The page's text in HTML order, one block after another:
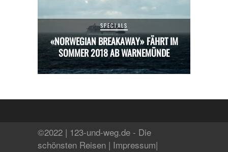
SPECIALS
«NORWEGIAN BREAKAWAY» FÄHRT IM
SOMMER 2018 AB WARNEMÜNDE
©2022 | 123-und-weg.de - Die
schönsten Reisen | Impressum|